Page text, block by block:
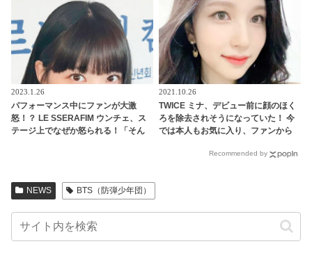
元へ連行・・ かわいすぎる一部始終
に爆笑
2023.1.26
パフォーマンス中にファンが大激
怒！？ LE SSERAFIM ウンチェ、ス
テージ上でなぜか怒られる！「そん
2021.10.26
TWICE ミナ、デビュー前に顔のほく
ろを除去されそうになっていた！ 今
では本人もお気に入り、ファンから
Recommended by
NEWS BTS（防弾少年団）